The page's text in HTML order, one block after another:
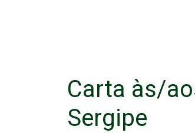
Carta às/
Sergipe